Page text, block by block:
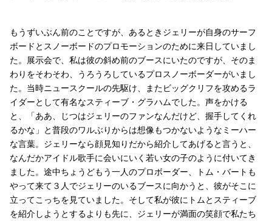
もうずいぶん前のことですが、あるときジェリーが自身のサーフ
ボードとスノーボードのプロモーションのために来日していまし
た。展示会で、私は彼の斜め前のブースにいたのですが、そのま
わりをそわそわ、うろうろしているプロスノーボーダーがいまし
た。当時ニュースクールの先駆け、またビッグクリフを攻めるラ
イダーとして有名なスティーブ・グラハムでした。声をかける
と、「ああ、じつはジェリーのファンなんだけど、握手してくれ
るかな」と普段のワルぶりからは想像もつかないようなミーハー
な言葉。ジェリーなら顔見知りだから紹介してあげると言うと、
なんだかアイドル歌手に会いにいく若い女の子のように付いてき
ました。途中ちょうどもう一人のプロボーダー、トム・バートも
やって来て３人でジェリーのいるブースに向かうと、彼がそこに
立ってこっちを見ていました。そして私が彼にトムとスティーブ
を紹介しようとするよりも先に、ジェリーが満面の笑顔で私たち